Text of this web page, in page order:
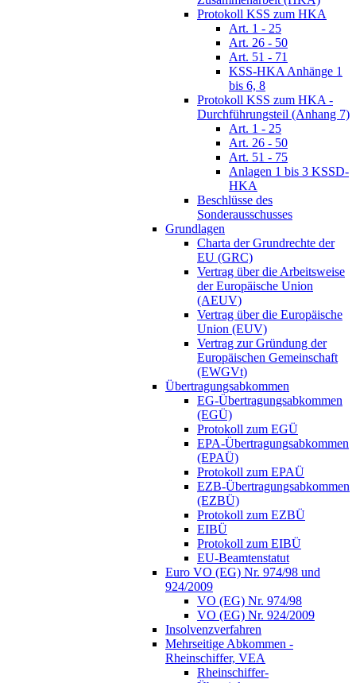
Protokoll KSS zum HKA
Art. 1 - 25
Art. 26 - 50
Art. 51 - 71
KSS-HKA Anhänge 1
bis 6, 8
Protokoll KSS zum HKA -
Durchführungsteil (Anhang 7)
Art. 1 - 25
Art. 26 - 50
Art. 51 - 75
Anlagen 1 bis 3 KSSD-
HKA
Beschlüsse des
Sonderausschusses
Grundlagen
Charta der Grundrechte der
EU (GRC)
Vertrag über die Arbeitsweise
der Europäische Union
(AEUV)
Vertrag über die Europäische
Union (EUV)
Vertrag zur Gründung der
Europäischen Gemeinschaft
(EWGVt)
Übertragungsabkommen
EG-Übertragungsabkommen
(EGÜ)
Protokoll zum EGÜ
EPA-Übertragungsabkommen
(EPAÜ)
Protokoll zum EPAÜ
EZB-Übertragungsabkommen
(EZBÜ)
Protokoll zum EZBÜ
EIBÜ
Protokoll zum EIBÜ
EU-Beamtenstatut
Euro VO (EG) Nr. 974/98 und
924/2009
VO (EG) Nr. 974/98
VO (EG) Nr. 924/2009
Insolvenzverfahren
Mehrseitige Abkommen -
Rheinschiffer, VEA
Rheinschiffer-